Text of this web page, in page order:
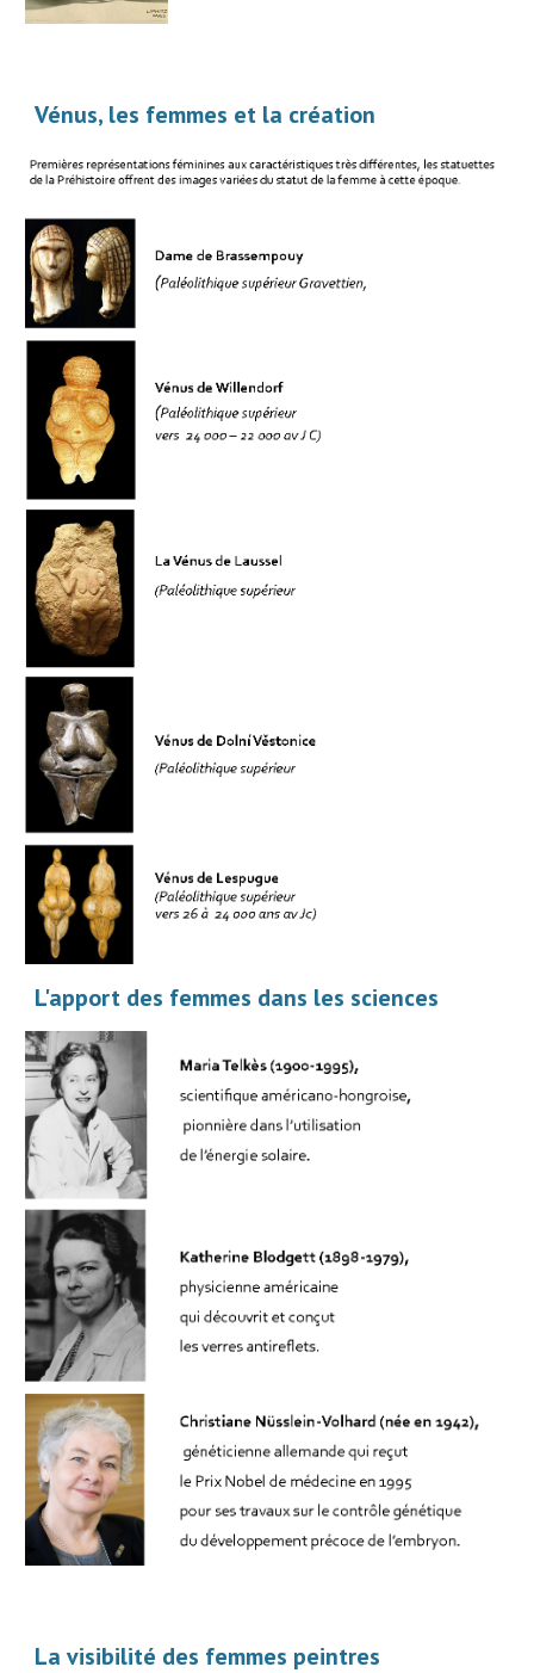
Vénus, les femmes et la création
L'apport des femmes dans les sciences
La visibilité des femmes peintres